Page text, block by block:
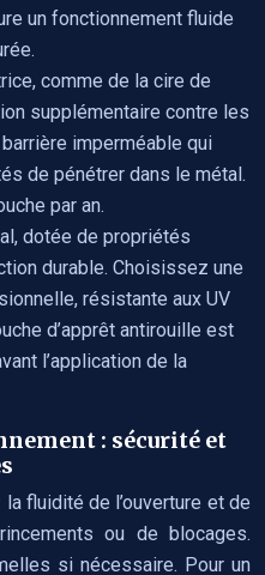
un fonctionnement fluide
comme de la cire de
supplémentaire contre les
imperméable qui
de pénétrer dans le métal.
par an.
dotée de propriétés
durable. Choisissez une
résistante aux UV
d’apprêt antirouille est
l’application de la
: sécurité et
fluidité de l’ouverture et de
ou de blocages.
si nécessaire. Pour un